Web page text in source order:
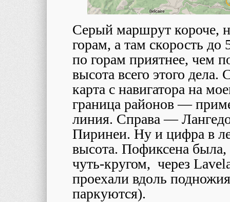
Серый маршрут короче,
горам, а там скорость
по горам приятнее, чем
высота всего этого
карта с навигатора на
граница районов —
линия. Справа —
Пиринеи. Ну и цифра в
высота. Пофиксена была,
чуть-кругом, через
проехали вдоль
паркуются).